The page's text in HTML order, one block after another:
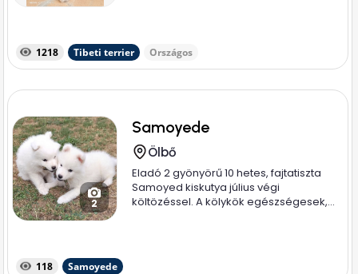
1218 Tibeti terrier Országos
2
Samoyede
Ölbő
Eladó 2 gyönyörű 10 hetes, fajtatiszta
Samoyed kiskutya július végi
költözéssel. A kölykök egészségesek,...
118 Samoyede